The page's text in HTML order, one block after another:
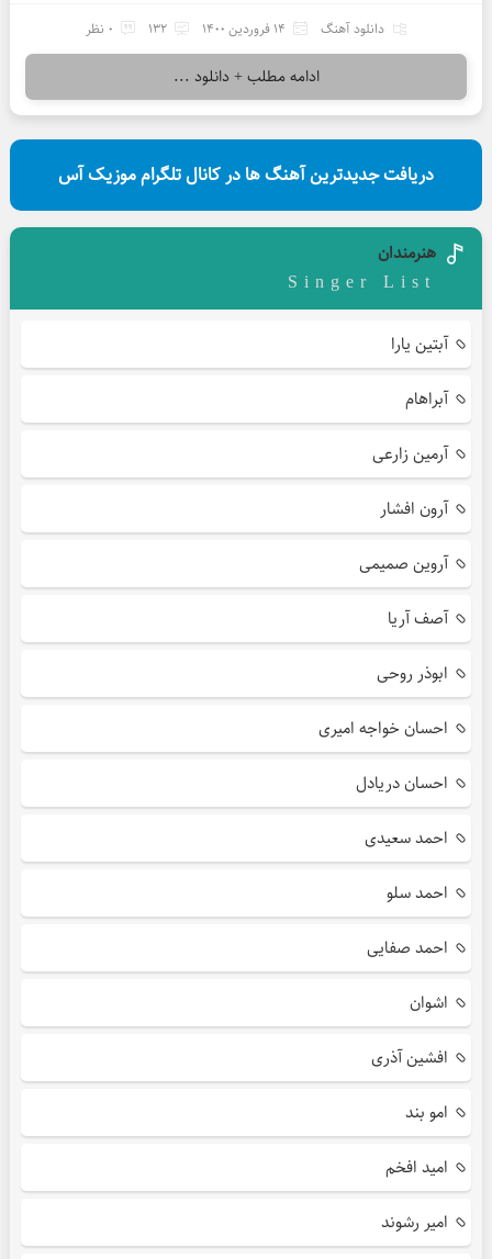
دانلود آهنگ 14 فروردین 1400 132 0 نظر
ادامه مطلب + دانلود ...
دریافت جدیدترین آهنگ ها در کانال تلگرام موزیک آس
هنرمندان
Singer List
آبتین یارا
آبراهام
آرمین زارعی
آرون افشار
آروین صمیمی
آصف آریا
ابوذر روحی
احسان خواجه امیری
احسان دریادل
احمد سعیدی
احمد سلو
احمد صفایی
اشوان
افشین آذری
امو بند
امید افخم
امیر رشوند